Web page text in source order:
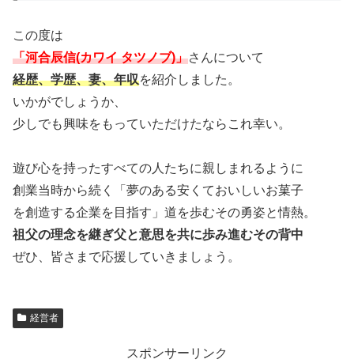
この度は
「河合辰信(カワイ タツノブ)」さんについて
経歴、学歴、妻、年収を紹介しました。
いかがでしょうか、
少しでも興味をもっていただけたならこれ幸い。
遊び心を持ったすべての人たちに親しまれるように
創業当時から続く「夢のある安くておいしいお菓子
を創造する企業を目指す」道を歩むその勇姿と情熱。
祖父の理念を継ぎ父と意思を共に歩み進むその背中
ぜひ、皆さまで応援していきましょう。
経営者
スポンサーリンク